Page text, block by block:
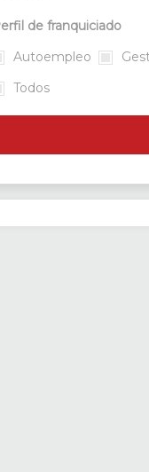
de franquiciado
Autoempleo
Todos